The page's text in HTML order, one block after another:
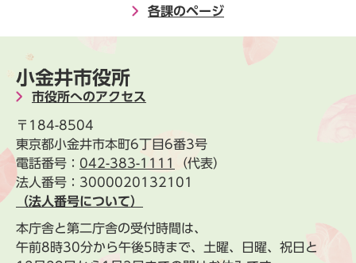
各課のページ
小金井市役所
市役所へのアクセス
〒184-8504
東京都小金井市本町6丁目6番3号
電話番号： 042-383-1111
（代表）
法人番号：3000020132101
（法人番号について）
本庁舎と第二庁舎の受付時間は、
午前8時30分から午後5時まで、土曜、日曜、祝日と